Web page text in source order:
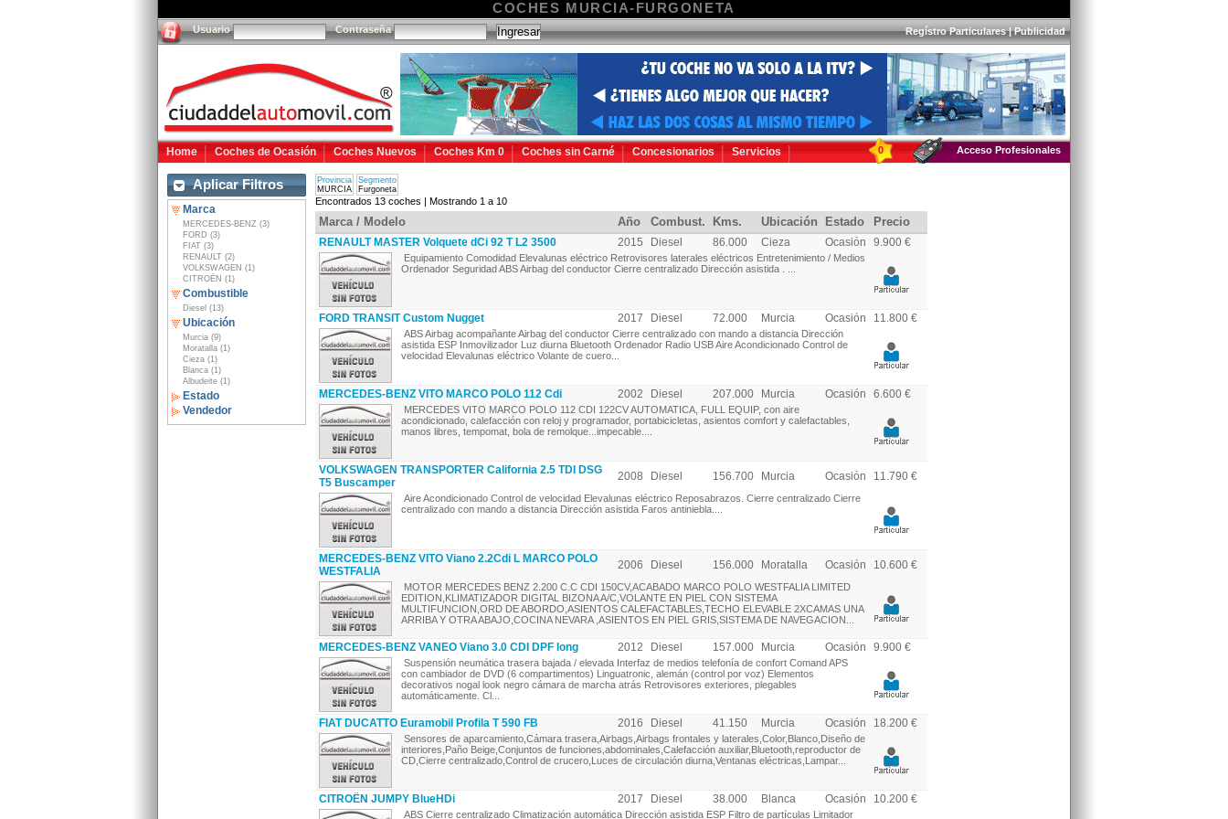
COCHES MURCIA-FURGONETA
Usuario Contraseña Regístro Particulares|Publicidad
Home Coches de Ocasión Coches Nuevos Coches Km 0 Coches sin Carné Concesionarios Servicios 0 Acceso Profesionales
Aplicar Filtros
Marca
MERCEDES-BENZ (3)
FORD (3)
FIAT (3)
RENAULT (2)
VOLKSWAGEN (1)
CITROËN (1)
Combustible
Diesel (13)
Ubicación
Murcia (9)
Moratalla (1)
Cieza (1)
Blanca (1)
Albudeite (1)
Estado
Vendedor
Provincia
MURCIA
Segmento
Furgoneta
Encontrados 13 coches | Mostrando 1 a 10
Marca / Modelo Año Combust. Kms. Ubicación Estado Precio
RENAULT MASTER Volquete dCi 92 T L2 3500 2015 Diesel 86.000 Cieza Ocasión 9.900 €
Equipamiento Comodidad Elevalunas eléctrico Retrovisores laterales eléctricos Entretenimiento / Medios
Ordenador Seguridad ABS Airbag del conductor Cierre centralizado Dirección asistida . ...
FORD TRANSIT Custom Nugget 2017 Diesel 72.000 Murcia Ocasión 11.800 €
ABS Airbag acompañante Airbag del conductor Cierre centralizado con mando a distancia Dirección
asistida ESP Inmovilizador Luz diurna Bluetooth Ordenador Radio USB Aire Acondicionado Control de
velocidad Elevalunas eléctrico Volante de cuero...
MERCEDES-BENZ VITO MARCO POLO 112 Cdi 2002 Diesel 207.000 Murcia Ocasión 6.600 €
MERCEDES VITO MARCO POLO 112 CDI 122CV AUTOMATICA, FULL EQUIP, con aire
acondicionado, calefacción con reloj y programador, portabicicletas, asientos comfort y calefactables,
manos libres, tempomat, bola de remolque...impecable....
VOLKSWAGEN TRANSPORTER California 2.5 TDI DSG
T5 Buscamper
2008 Diesel 156.700 Murcia Ocasión 11.790 €
Aire Acondicionado Control de velocidad Elevalunas eléctrico Reposabrazos. Cierre centralizado Cierre
centralizado con mando a distancia Dirección asistida Faros antiniebla....
MERCEDES-BENZ VITO Viano 2.2Cdi L MARCO POLO
WESTFALIA
2006 Diesel 156.000 Moratalla Ocasión 10.600 €
MOTOR MERCEDES BENZ 2.200 C.C CDI 150CV,ACABADO MARCO POLO WESTFALIA LIMITED
EDITION,KLIMATIZADOR DIGITAL BIZONA A/C,VOLANTE EN PIEL CON SISTEMA
MULTIFUNCION,ORD DE ABORDO,ASIENTOS CALEFACTABLES,TECHO ELEVABLE 2XCAMAS UNA
ARRIBA Y OTRA ABAJO,COCINA NEVARA ,ASIENTOS EN PIEL GRIS,SISTEMA DE NAVEGACION...
MERCEDES-BENZ VANEO Viano 3.0 CDI DPF long 2012 Diesel 157.000 Murcia Ocasión 9.900 €
Suspensión neumática trasera bajada / elevada Interfaz de medios telefonía de confort Comand APS
con cambiador de DVD (6 compartimentos) Linguatronic, alemán (control por voz) Elementos
decorativos nogal look negro cámara de marcha atrás Retrovisores exteriores, plegables
automáticamente. Cl...
FIAT DUCATTO Euramobil Profila T 590 FB 2016 Diesel 41.150 Murcia Ocasión 18.200 €
Sensores de aparcamiento,Cámara trasera,Airbags,Airbags frontales y laterales,Color,Blanco,Diseño de
interiores,Paño Beige,Conjuntos de funciones,abdominales,Calefacción auxiliar,Bluetooth,reproductor de
CD,Cierre centralizado,Control de crucero,Luces de circulación diurna,Ventanas eléctricas,Lampar...
CITROËN JUMPY BlueHDi 2017 Diesel 38.000 Blanca Ocasión 10.200 €
ABS Cierre centralizado Climatización automática Dirección asistida ESP Filtro de partículas Limitador